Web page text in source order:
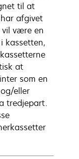
til at
afgivet
være en
kassetten,
at
som en
eller
tredjepart.